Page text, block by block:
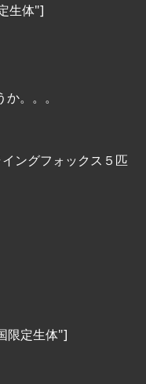
生体"]
。。。
ングフォックス５匹
限定生体"]